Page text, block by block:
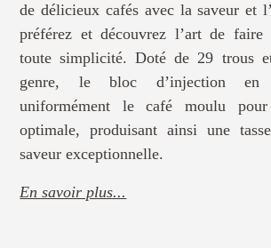
de délicieux cafés avec la saveur et
préférez et découvrez l’art de
toute simplicité. Doté de 29 trous
genre, le bloc d’injection en
uniformément le café moulu
optimale, produisant ainsi une
saveur exceptionnelle.
En savoir plus...